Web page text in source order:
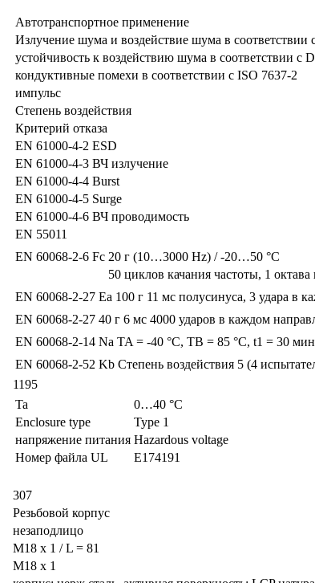
Автотранспортное применение
Излучение шума и воздействие шума в
устойчивость к воздействию шума в соответствии с
кондуктивные помехи в соответствии с ISO 7637-2
импульс
Степень воздействия
Критерий отказа
EN 61000-4-2 ESD
EN 61000-4-3 ВЧ излучение
EN 61000-4-4 Burst
EN 61000-4-5 Surge
EN 61000-4-6 ВЧ проводимость
EN 55011
EN 60068-2-6 Fc 20 г (10…3000 Hz) / -20…50 °C
50 циклов качания частоты, 1
EN 60068-2-27 Ea 100 г 11 мс полусинуса, 3 удара в
EN 60068-2-27 40 г 6 мс 4000 ударов в каждом
EN 60068-2-14 Na TA = -40 °C, TB = 85 °C, t1 = 30
EN 60068-2-52 Kb Степень воздействия 5 (4
1195
Ta
0…40 °C
Enclosure type
Type 1
напряжение питания Hazardous voltage
Номер файла UL
E174191
307
Резьбовой корпус
незаподлицо
M18 x 1 / L = 81
M18 x 1